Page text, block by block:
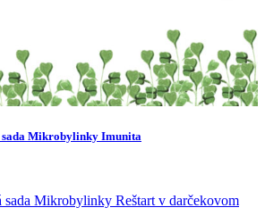
sada Mikrobylinky Imunita